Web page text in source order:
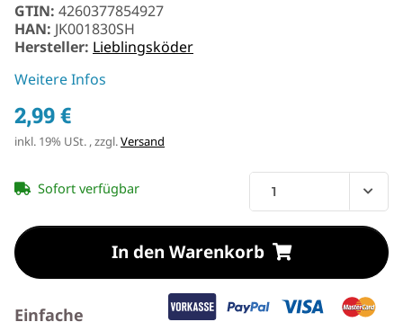
GTIN: 4260377854927
HAN: JK001830SH
Hersteller: Lieblingsköder
Weitere Infos
2,99 €
inkl. 19% USt. , zzgl.Versand
Sofort verfügbar
In den Warenkorb
Einfache